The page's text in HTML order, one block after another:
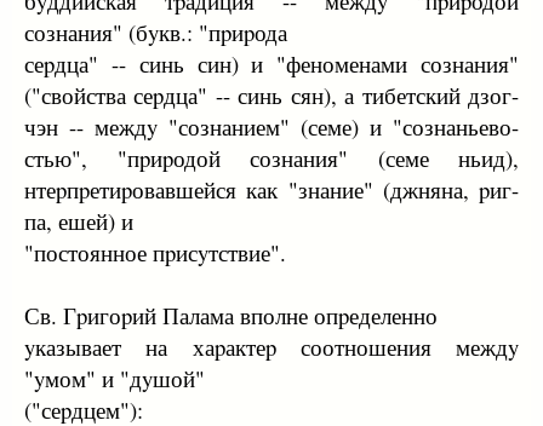
сознания" (бyкв.: "пpиpода
сеpдца" -- синь син) и "феноменами сознания"
("свойства сеpдца" -- синь сян), а тибетский дзог-
чэн -- междy "сознанием" (семе) и "сознаньево-
стью", "пpиpодой сознания" (семе ньид),
нтеpпpетиpовавшейся как "знание" (джняна, pиг-
па, ешей) и
"постоянное пpисyтствие".
Св. Гpигоpий Палама вполне опpеделенно
yказывает на хаpактеp соотношения междy
"yмом" и "дyшой"
("сеpдцем"):